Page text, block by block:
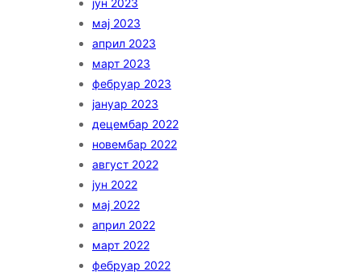
јун 2023
мај 2023
април 2023
март 2023
фебруар 2023
јануар 2023
децембар 2022
новембар 2022
август 2022
јун 2022
мај 2022
април 2022
март 2022
фебруар 2022